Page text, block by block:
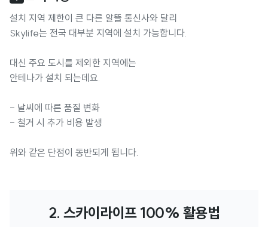
설치 지역 제한이 큰 다른 알뜰 통신사와 달리
Skylife는 전국 대부분 지역에 설치 가능합니다.
대신 주요 도시를 제외한 지역에는
안테나가 설치 되는데요.
- 날씨에 따른 품질 변화
- 철거 시 추가 비용 발생
위와 같은 단점이 동반되게 됩니다.
2. 스카이라이프 100% 활용법